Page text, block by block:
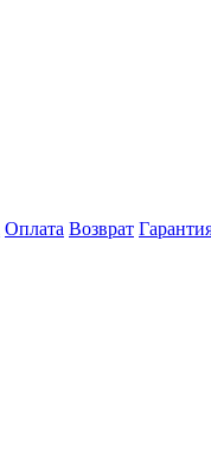
Оплата Возврат